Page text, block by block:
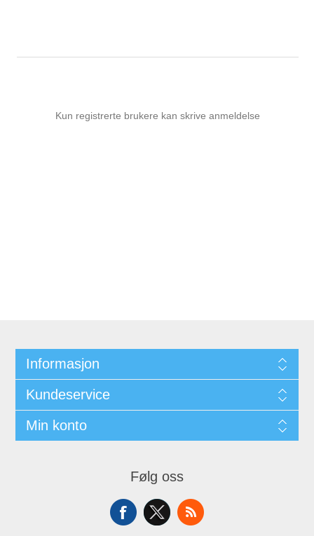
Kun registrerte brukere kan skrive anmeldelse
Informasjon
Kundeservice
Min konto
Følg oss